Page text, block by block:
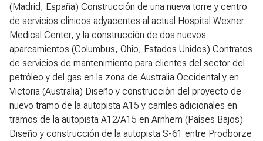
(Madrid, España) Construcción de una nueva torre y centro
de servicios clínicos adyacentes al actual Hospital Wexner
Medical Center, y la construcción de dos nuevos
aparcamientos (Columbus, Ohio, Estados Unidos) Contratos
de servicios de mantenimiento para clientes del sector del
petróleo y del gas en la zona de Australia Occidental y en
Victoria (Australia) Diseño y construcción del proyecto de
nuevo tramo de la autopista A15 y carriles adicionales en
tramos de la autopista A12/A15 en Arnhem (Países Bajos)
Diseño y construcción de la autopista S-61 entre Prodborze